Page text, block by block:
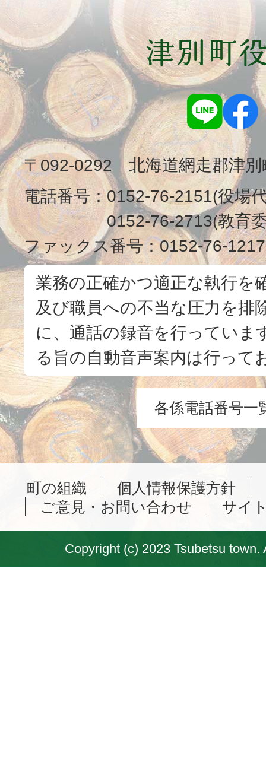
〒092-0292 北海道網走郡津別
電話番号：0152-76-2151(役場
0152-76-2713(教育
ファックス番号：0152-76-1217
業務の正確かつ適正な執行を
及び職員への不当な圧力を排
に、通話の録音を行っていま
る旨の自動音声案内は行って
各係電話番号一
町の組織 個人情報保護方針
ご意見・お問い合わせ
サイ
Copyright (c) 2023 Tsubetsu